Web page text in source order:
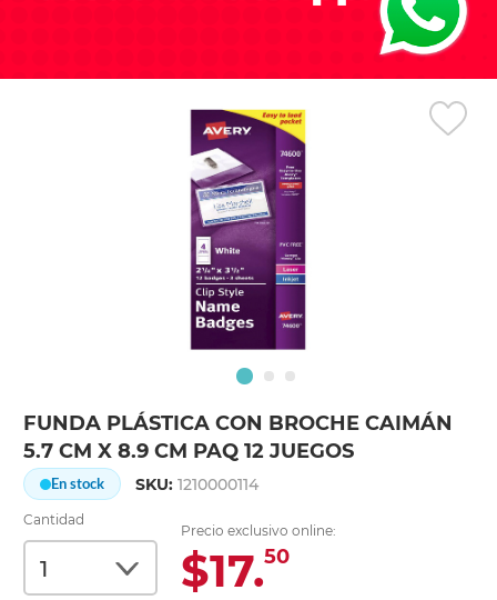
FUNDA PLÁSTICA CON BROCHE CAIMÁN
5.7 CM X 8.9 CM PAQ 12 JUEGOS
En stock SKU:1210000114
Cantidad
Precio exclusivo online:
$17.50